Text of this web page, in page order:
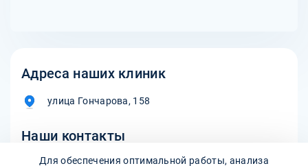
Адреса наших клиник
улица Гончарова, 158
Наши контакты
8 800 302-36-47
Для обеспечения оптимальной работы, анализа